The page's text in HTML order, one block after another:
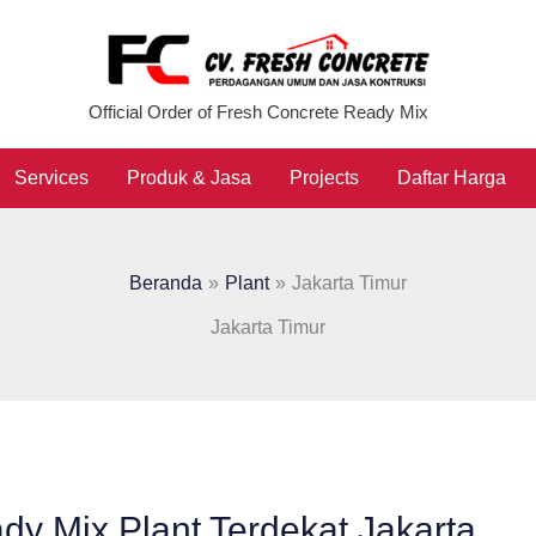
Official Order of Fresh Concrete Ready Mix
Services Produk & Jasa Projects Daftar Harga
Beranda Plant Jakarta Timur
Jakarta Timur